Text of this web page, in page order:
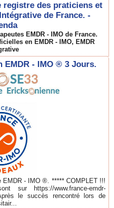
registre des praticiens et
de France. -
EMDR - IMO de France.
en EMDR - IMO, EMDR
EMDR - IMO ® 3 Jours.
EMDR - IMO ®. ***** COMPLET !!!
sur https://www.france-emdr-
le succès rencontré lors de